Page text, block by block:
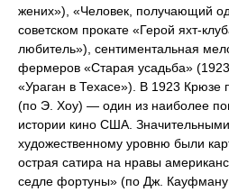
жених»), «Человек, получающий
советском прокате «Герой яхт-
любитель»), сентиментальная
фермеров «Старая усадьба»
«Ураган в Техасе»). В 1923 Крюзе
(по Э. Хоу) — один из наиболее
истории кино США.
художественному уровню были
острая сатира на нравы
седле фортуны» (по Дж.